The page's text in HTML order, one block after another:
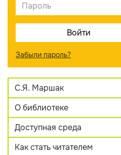
Забыли пароль?
С.Я. Маршак
О библиотеке
Доступная среда
Как стать читателем